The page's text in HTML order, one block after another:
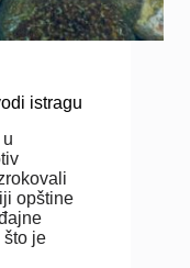
istragu
opštine
što je